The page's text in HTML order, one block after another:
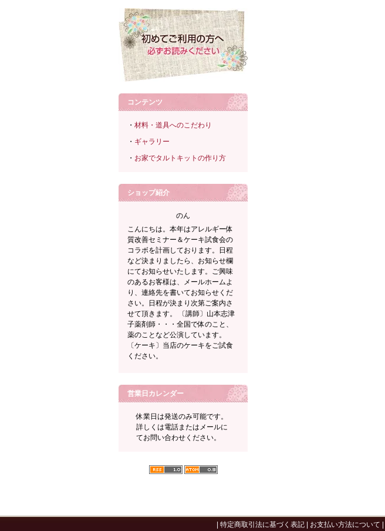
コンテンツ
・ 材料・道具へのこだわり
・ ギャラリー
・ お家でタルトキットの作り方
ショップ紹介
のん
こんにちは。本年はアレルギー体
質改善セミナー＆ケーキ試食会の
コラボを計画しております。日程
など決まりましたら、お知らせ欄
にてお知らせいたします。ご興味
のあるお客様は、メールホームよ
り、連絡先を書いてお知らせくだ
さい。日程が決まり次第ご案内さ
せて頂きます。 〔講師〕山本志津
子薬剤師・・・全国で体のこと、
薬のことなど公演しています。
〔ケーキ〕当店のケーキをご試食
ください。
営業日カレンダー
休業日は発送のみ可能です。
詳しくは電話またはメールに
てお問い合わせください。
特定商取引法に基づく表記 お支払い方法について